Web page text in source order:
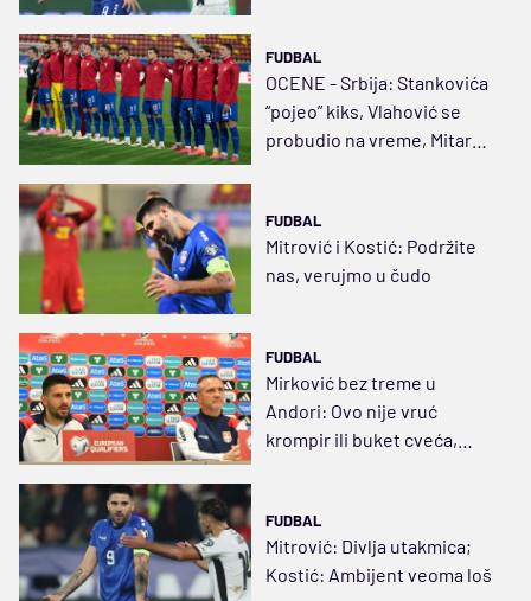
FUDBAL
OCENE - Srbija: Stankovića
“pojeo” kiks, Vlahović se
probudio na vreme, Mitar
FUDBAL
Mitrović i Kostić: Podržite
nas, verujmo u čudo
FUDBAL
Mirković bez treme u
Andori: Ovo nije vruć
krompir ili buket cveća,
FUDBAL
Mitrović: Divlja utakmica;
Kostić: Ambijent veoma loš